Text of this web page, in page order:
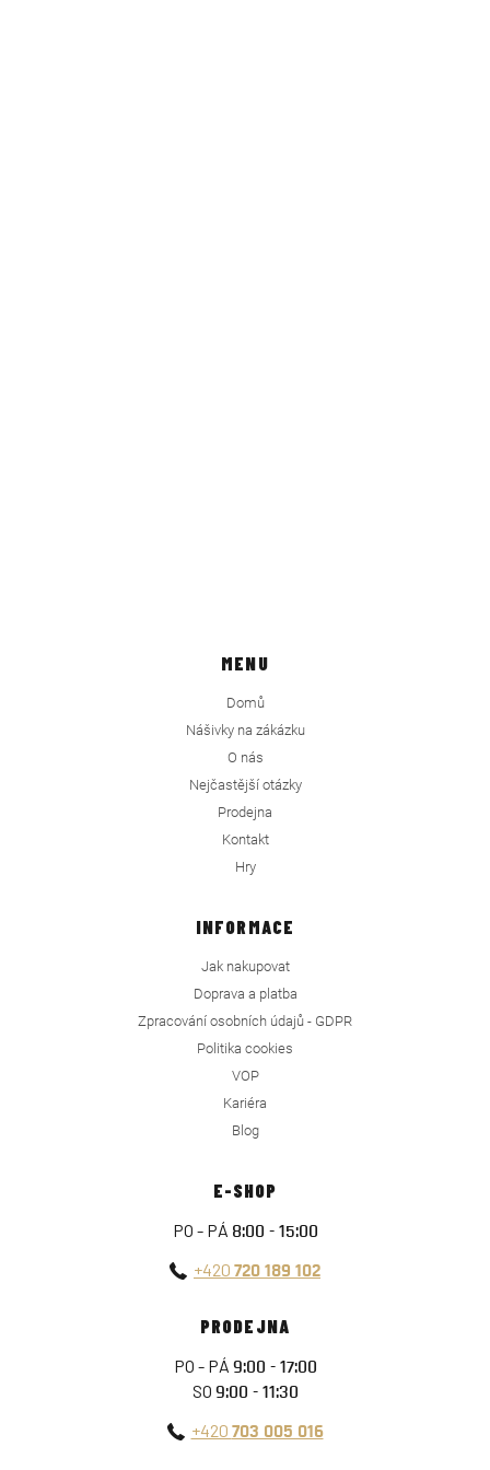
MENU
Domů
Nášivky na zákázku
O nás
Nejčastější otázky
Prodejna
Kontakt
Hry
INFORMACE
Jak nakupovat
Doprava a platba
Zpracování osobních údajů - GDPR
Politika cookies
VOP
Kariéra
Blog
E-SHOP
PO - PÁ 8:00 - 15:00
+420 720 189 102
PRODEJNA
PO - PÁ 9:00 - 17:00
SO 9:00 - 11:30
+420 703 005 016